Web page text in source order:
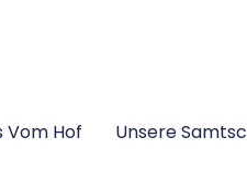
Vom Hof Unsere